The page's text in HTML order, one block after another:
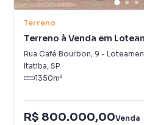
Terreno
Terreno à Venda em
Carolina
Rua Café Bourbon, 9 -
Itatiba, SP
1350m²
R$ 800.000,00Venda